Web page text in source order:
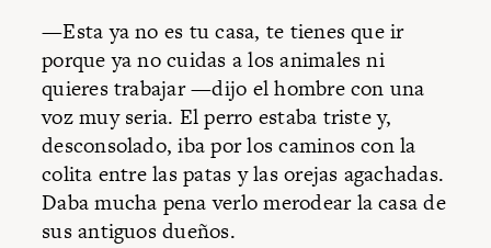
—Esta ya no es tu casa, te tienes que ir
porque ya no cuidas a los animales ni
quieres trabajar —dijo el hombre con una
voz muy seria. El perro estaba triste y,
desconsolado, iba por los caminos con la
colita entre las patas y las orejas agachadas.
Daba mucha pena verlo merodear la casa de
sus antiguos dueños.